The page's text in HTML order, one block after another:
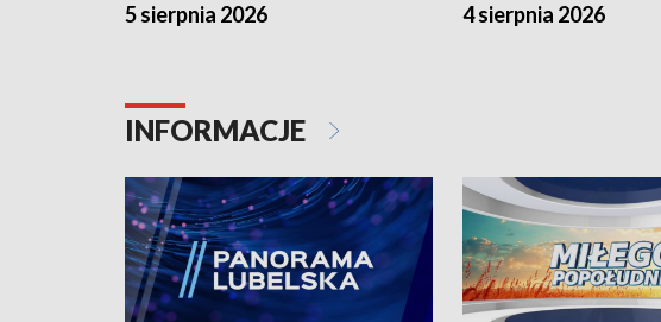
5 sierpnia 2026 4 sierpnia 2026
INFORMACJE